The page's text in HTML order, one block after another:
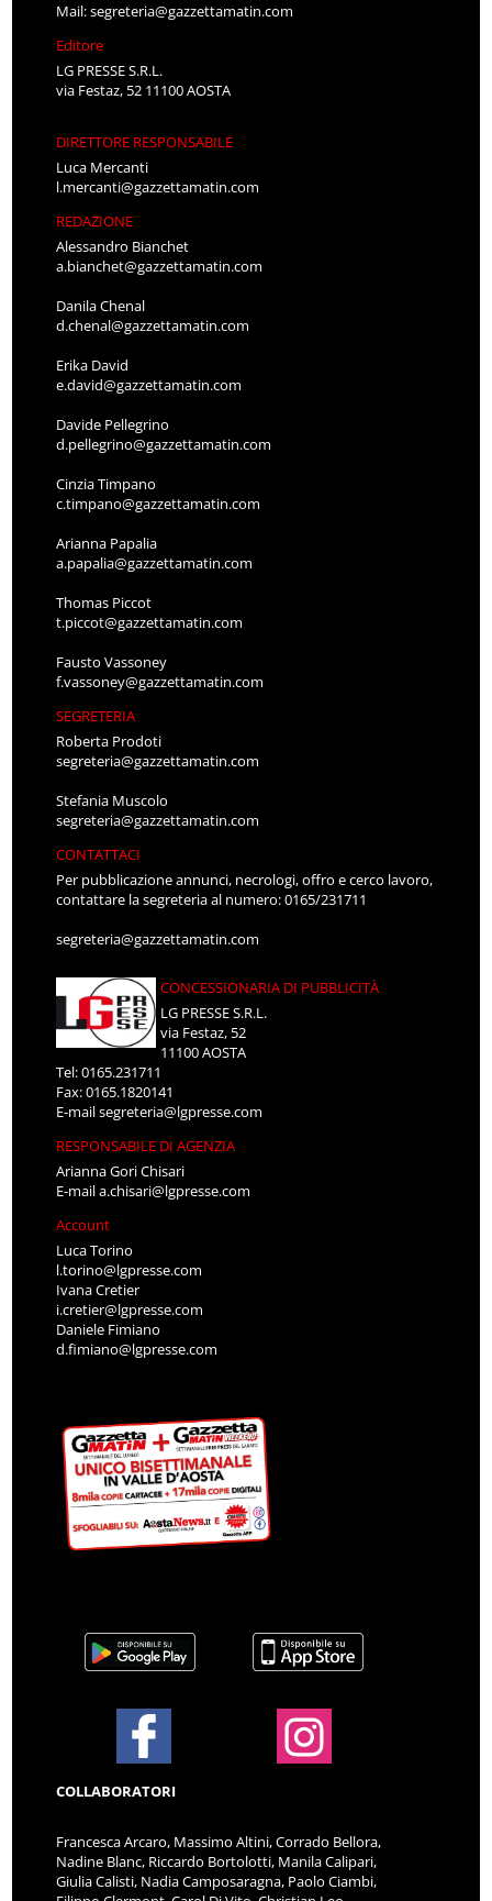
Mail:segreteria@gazzettamatin.com
Editore
LG PRESSE S.R.L.
via Festaz, 52 11100 AOSTA
DIRETTORE RESPONSABILE
Luca Mercanti
l.mercanti@gazzettamatin.com
REDAZIONE
Alessandro Bianchet
a.bianchet@gazzettamatin.com
Danila Chenal
d.chenal@gazzettamatin.com
Erika David
e.david@gazzettamatin.com
Davide Pellegrino
d.pellegrino@gazzettamatin.com
Cinzia Timpano
c.timpano@gazzettamatin.com
Arianna Papalia
a.papalia@gazzettamatin.com
Thomas Piccot
t.piccot@gazzettamatin.com
Fausto Vassoney
f.vassoney@gazzettamatin.com
SEGRETERIA
Roberta Prodoti
segreteria@gazzettamatin.com
Stefania Muscolo
segreteria@gazzettamatin.com
CONTATTACI
Per pubblicazione annunci, necrologi, offro e cerco lavoro,
contattare la segreteria al numero: 0165/231711
segreteria@gazzettamatin.com
CONCESSIONARIA DI PUBBLICITÀ
LG PRESSE S.R.L.
via Festaz, 52
11100 AOSTA
Tel: 0165.231711
Fax: 0165.1820141
E-mailsegreteria@lgpresse.com
RESPONSABILE DI AGENZIA
Arianna Gori Chisari
E-maila.chisari@lgpresse.com
Account
Luca Torino
l.torino@lgpresse.com
Ivana Cretier
i.cretier@lgpresse.com
Daniele Fimiano
d.fimiano@lgpresse.com
COLLABORATORI
Francesca Arcaro, Massimo Altini, Corrado Bellora,
Nadine Blanc, Riccardo Bortolotti, Manila Calipari,
Giulia Calisti, Nadia Camposaragna, Paolo Ciambi,